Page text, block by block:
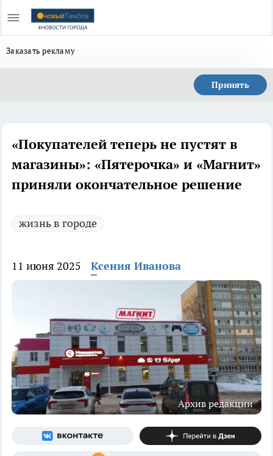
Заказать рекламу
Принять
«Покупателей теперь не пустят в
магазины»: «Пятерочка» и «Магнит»
приняли окончательное решение
жизнь в городе
11 июня 2025 Ксения Иванова
Архив редакции